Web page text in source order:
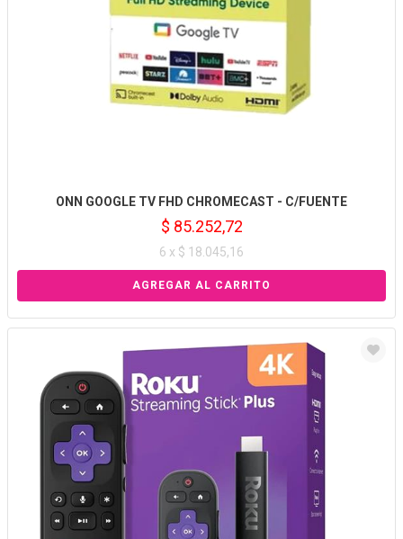
ONN GOOGLE TV FHD CHROMECAST - C/FUENTE
$ 85.252,72
6 x $ 18.045,16